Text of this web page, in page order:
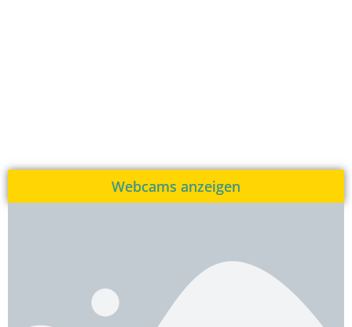
Webcams anzeigen